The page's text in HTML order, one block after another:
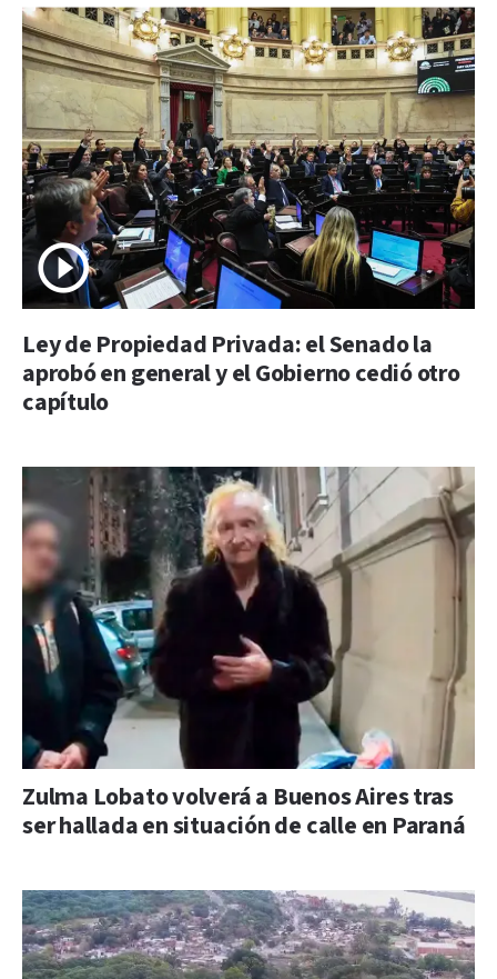
Ley de Propiedad Privada: el Senado la
aprobó en general y el Gobierno cedió otro
capítulo
Zulma Lobato volverá a Buenos Aires tras
ser hallada en situación de calle en Paraná